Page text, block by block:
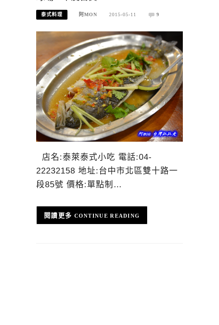
泰式料理 阿MON 2015-05-11 9
店名:泰萊泰式小吃 電話:04-
22232158 地址:台中市北區雙十路一
段85號 價格:單點制…
CONTINUE READING